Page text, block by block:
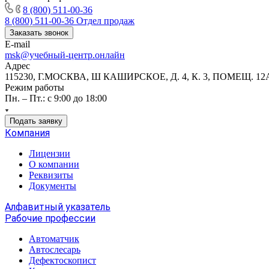
8 (800) 511-00-36
8 (800) 511-00-36 Отдел продаж
Заказать звонок
E-mail
msk@учебный-центр.онлайн
Адрес
115230, Г.МОСКВА, Ш КАШИРСКОЕ, Д. 4, К. 3, ПОМЕЩ.
Режим работы
Пн. – Пт.: с 9:00 до 18:00
Подать заявку
Компания
Лицензии
О компании
Реквизиты
Документы
Алфавитный указатель
Рабочие профессии
Автоматчик
Автослесарь
Дефектоскопист